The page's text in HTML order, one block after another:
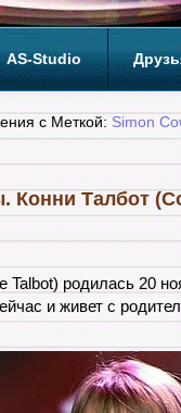
AS-Studio
с Меткой: Simon
Конни Талбот
Talbot) родилась 20
и живет с